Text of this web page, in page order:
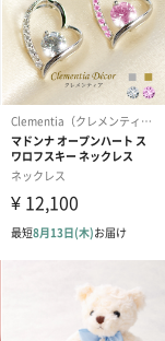
ブ
花束ハンドタ
ワイト）（
。